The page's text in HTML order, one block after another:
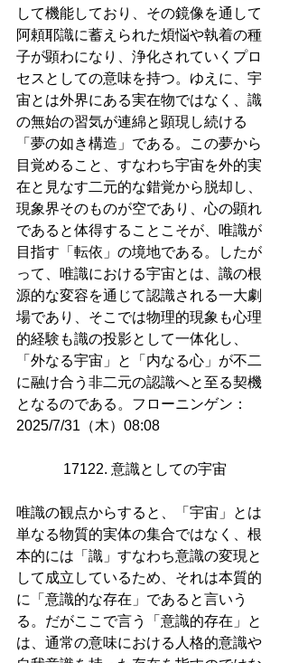
して機能しており、その鏡像を通して
阿頼耶識に蓄えられた煩悩や執着の種
子が顕わになり、浄化されていくプロ
セスとしての意味を持つ。ゆえに、宇
宙とは外界にある実在物ではなく、識
の無始の習気が連綿と顕現し続ける
「夢の如き構造」である。この夢から
目覚めること、すなわち宇宙を外的実
在と見なす二元的な錯覚から脱却し、
現象界そのものが空であり、心の顕れ
であると体得することこそが、唯識が
目指す「転依」の境地である。したが
って、唯識における宇宙とは、識の根
源的な変容を通じて認識される一大劇
場であり、そこでは物理的現象も心理
的経験も識の投影として一体化し、
「外なる宇宙」と「内なる心」が不二
に融け合う非二元の認識へと至る契機
となるのである。フローニンゲン：
2025/7/31（木）08:08
17122. 意識としての宇宙
唯識の観点からすると、「宇宙」とは
単なる物質的実体の集合ではなく、根
本的には「識」すなわち意識の変現と
して成立しているため、それは本質的
に「意識的な存在」であると言いう
る。だがここで言う「意識的存在」と
は、通常の意味における人格的意識や